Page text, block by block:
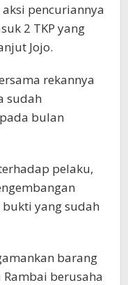
pencuriannya
2 TKP yang
Jojo.
rekannya
sudah
bulan
pelaku,
yang sudah
barang
berusaha